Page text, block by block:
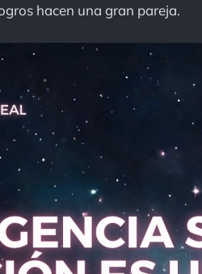
hacen una gran pareja.